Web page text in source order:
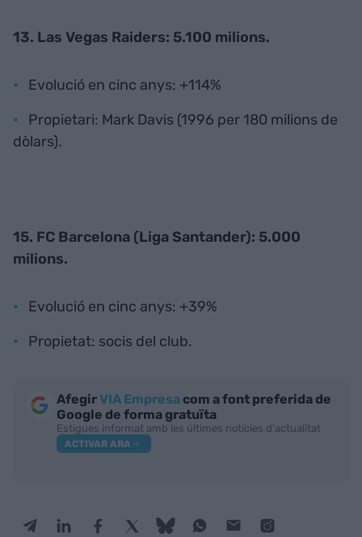
13. Las Vegas Raiders: 5.100 milions.
Evolució en cinc anys: +114%
Propietari: Mark Davis (1996 per 180 milions de
dòlars).
15. FC Barcelona (Liga Santander): 5.000
milions.
Evolució en cinc anys: +39%
Propietat: socis del club.
AfegirVIA Empresa com a font preferida de
Google de forma gratuïta
Estigues informat amb les últimes notícies d'actualitat
ACTIVAR ARA